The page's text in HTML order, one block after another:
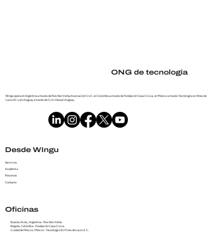
ONG de tecnología
Wingu opera en Argentina a través de Res Non Verba Asociación Civil, en Colombia a través de Fundación Casa Cívica, en México a través Tecnología sin fines de
Lucro AC y en Uruguay a través de Civic House Uruguay.
Desde WIngu
Servicios
Academia
Recursos
Contacto
Oficinas
Buenos Aires, Argentina - Res Non Verba
Bogotá, Colombia - Fundación Casa Cívica
Ciudad de México, México - Tecnología Sin Fines de Lucro A.C.